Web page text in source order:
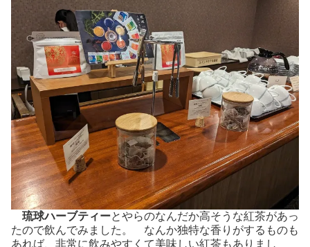
琉球ハーブティーとやらのなんだか高そうな紅茶があっ
たので飲んでみました。 なんか独特な香りがするものも
あれば、非常に飲みやすくて美味しい紅茶もありまし